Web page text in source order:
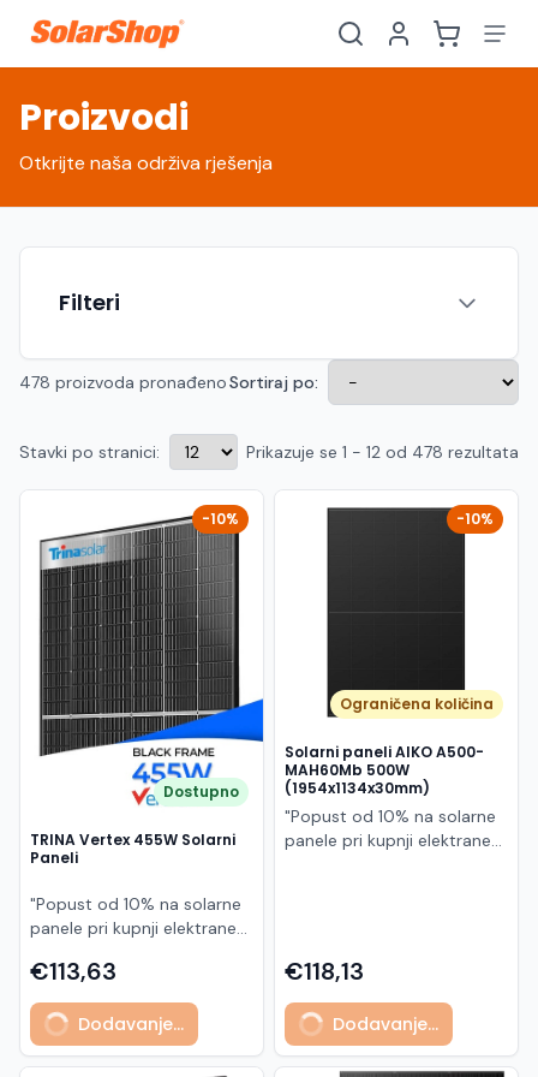
Hrvatski EN
Crnogorski
MK Македонски
Proizvodi
Otkrijte naša održiva rješenja
Filteri
478 proizvoda pronađenoSortiraj po:
Stavki po stranici: Prikazuje se 1 - 12 od 478 rezultata
-10%
Dostupno
TRINA Vertex 455W Solarni
Paneli
"Popust od 10% na solarne
panele pri kupnji elektrane
Model TSM-455NEG9R.28
predstavlja napredni
glass/glass N-type solarni
modul s visokom
učinkovitošću, dugim
€113,63
Dodavanje...
-10%
Ograničena količina
Solarni paneli AIKO A500-
MAH60Mb 500W
(1954x1134x30mm)
"Popust od 10% na solarne
panele pri kupnji elektrane
500 W iz Neostar 2S serije,
baziran na naprednoj N-
type ABC (All Back Contact)
tehnologiji. Ovaj panel je
namijenjen za moderne
€118,13
Dodavanje...